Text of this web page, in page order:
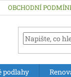
OBCHODNÍ
podlahy